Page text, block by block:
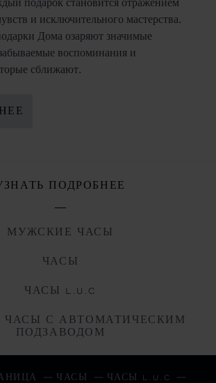
и исключительного мастерства.
Дома озаряют значимые
воспоминания и
сближают.
ПОДРОБНЕЕ
МУЖСКИЕ ЧАСЫ
ЧАСЫ
ЧАСЫ L.U.C
ЧАСЫ С АВТОМАТИЧЕСКИМ
ПОДЗАВОДОМ
ЧАСЫ ЧАСЫ L.U.C